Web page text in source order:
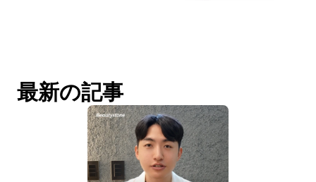
最新の記事